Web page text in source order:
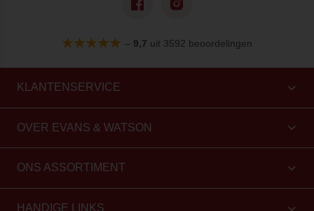
– 9,7 uit 3592 beoordelingen
KLANTENSERVICE
OVER EVANS & WATSON
ONS ASSORTIMENT
HANDIGE LINKS